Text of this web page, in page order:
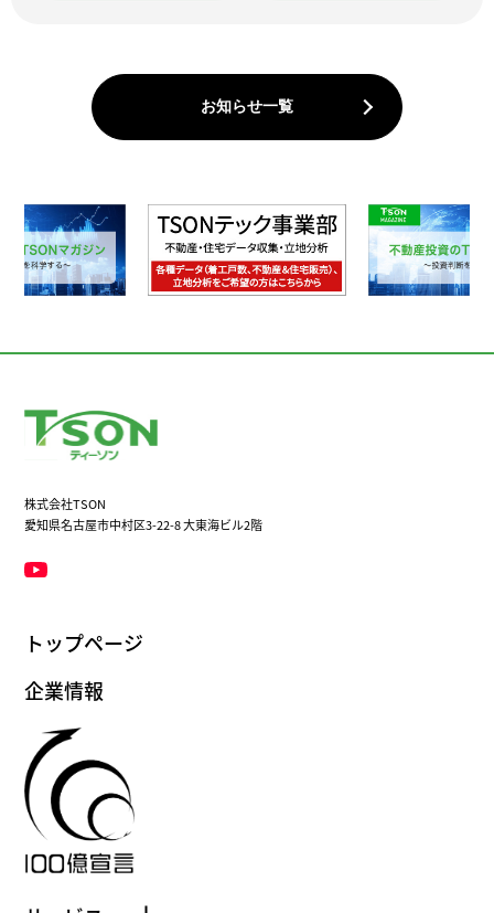
お知らせ一覧
株式会社TSON
愛知県名古屋市中村区3-22-8 大東海ビル2階
トップページ
企業情報